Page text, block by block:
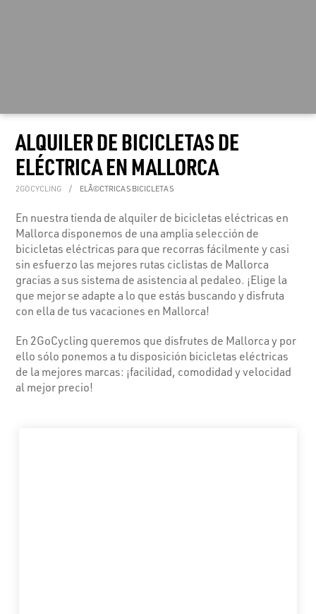
ALQUILER DE BICICLETAS DE
ELÉCTRICA EN MALLORCA
2GOCYCLING ELÃ©CTRICAS BICICLETAS
En nuestra tienda de alquiler de bicicletas eléctricas en
Mallorca disponemos de una amplia selección de
bicicletas eléctricas para que recorras fácilmente y casi
sin esfuerzo las mejores rutas ciclistas de Mallorca
gracias a sus sistema de asistencia al pedaleo. ¡Elige la
que mejor se adapte a lo que estás buscando y disfruta
con ella de tus vacaciones en Mallorca!
En 2GoCycling queremos que disfrutes de Mallorca y por
ello sólo ponemos a tu disposición bicicletas eléctricas
de la mejores marcas: ¡facilidad, comodidad y velocidad
al mejor precio!